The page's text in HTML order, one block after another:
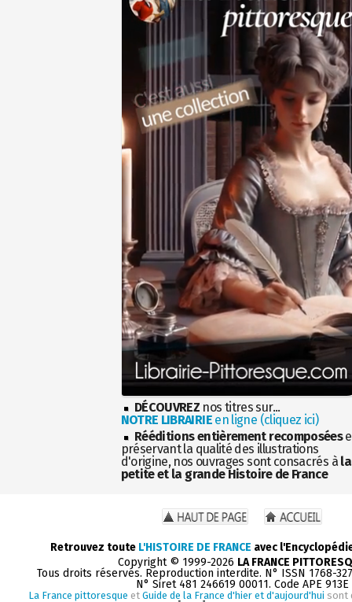
DÉCOUVREZ nos titres sur...
NOTRE LIBRAIRIEen ligne (cliquez ici)
Rééditions entièrement recomposées
préservant la qualité des illustrations
d'origine, nos ouvrages sont consacrés à la
petite et la grande Histoire de France
Retrouvez toute L'HISTOIRE DE FRANCE avec
Copyright © 1999-2026 LA FRANCE
Tous droits réservés. Reproduction interdite. N° ISSN 1768-
N° Siret 481 246619 00011. Code APE 913E
La France pittoresque et Guide de la France d'hier et d'aujourd'hui sont